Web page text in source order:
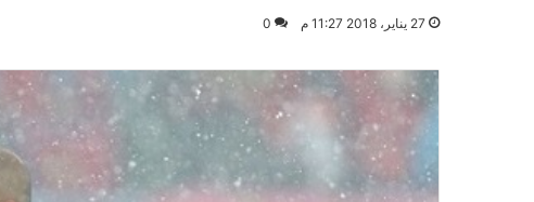
27 يناير، 2018 11:27 م 0